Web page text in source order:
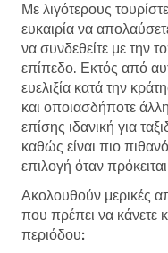
Με λιγότερους
ευκαιρία να
να συνδεθείτε με την
επίπεδο. Εκτός από
ευελιξία κατά την
και οποιασδήποτε
επίσης ιδανική για
καθώς είναι πιο
επιλογή όταν
Ακολουθούν μερικές
που πρέπει να κάνετε
περιόδου: